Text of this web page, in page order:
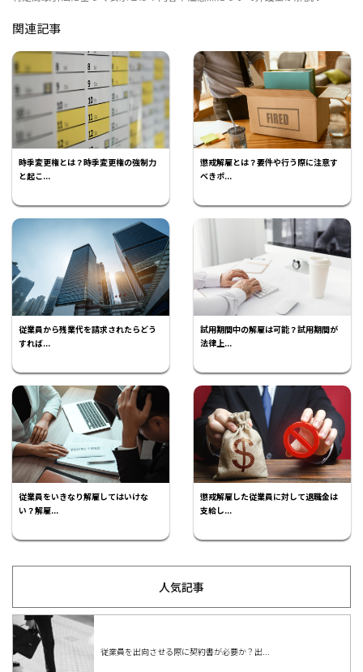
関連記事
時季変更権とは？時季変更権の強制力
と起こ...
懲戒解雇とは？要件や行う際に注意す
べきポ...
従業員から残業代を請求されたらどう
すれば...
試用期間中の解雇は可能？試用期間が
法律上...
従業員をいきなり解雇してはいけな
い？解雇...
懲戒解雇した従業員に対して退職金は
支給し...
人気記事
従業員を出向させる際に契約書が必要か？出...